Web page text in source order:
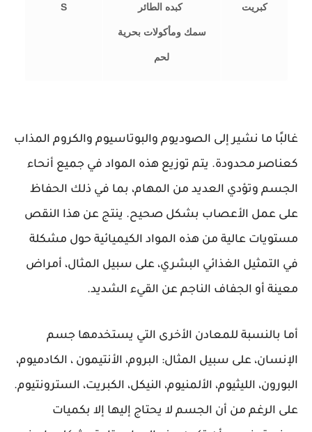
كبريت كبده الطائر
سمك ومأكولات بحرية
لحم
S
غالبًا ما نشير إلى الصوديوم والبوتاسيوم والكروم المذاب
كعناصر محدودة. يتم توزيع هذه المواد في جميع أنحاء
الجسم وتؤدي العديد من المهام، بما في ذلك الحفاظ
على عمل الأعصاب بشكل صحيح. ينتج عن هذا النقص
مستويات عالية من هذه المواد الكيميائية حول مشكلة
في التمثيل الغذائي البشري، على سبيل المثال، أمراض
معينة أو الجفاف الناجم عن القيء الشديد.
أما بالنسبة للمعادن الأخرى التي يستخدمها جسم
الإنسان، على سبيل المثال: البروم، الأنتيمون ، الكادميوم،
البورون، الليثيوم، الألمنيوم، النيكل، الكبريت، السترونتيوم.
على الرغم من أن الجسم لا يحتاج إليها إلا بكميات